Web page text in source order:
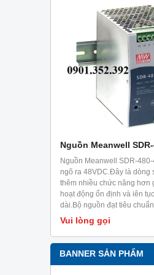
Nguồn Meanwell
Nguồn Meanwell SDR-
ngõ ra 48VDC.Đây là dòng
thêm nhiều chức năng hơn
hoạt động ổn định và iên
dài.Bộ nguồn đạt tiêu
trong công nghiệp
chuyên dùng cho tủ điện,
ray TS35/7.5 hoặc 15.
Vui lòng gọi
BANNER SẢN PHẨM